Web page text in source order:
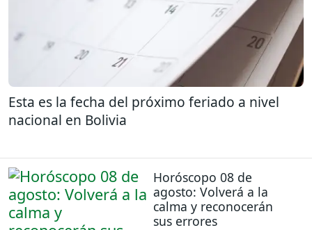
Esta es la fecha del próximo feriado a nivel
nacional en Bolivia
Horóscopo 08 de
agosto: Volverá a la
calma y reconocerán
sus errores